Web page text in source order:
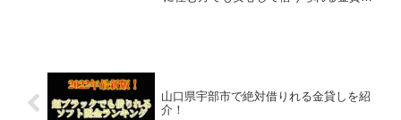
山口県宇部市で絶対借りれる金貸しを紹
介！